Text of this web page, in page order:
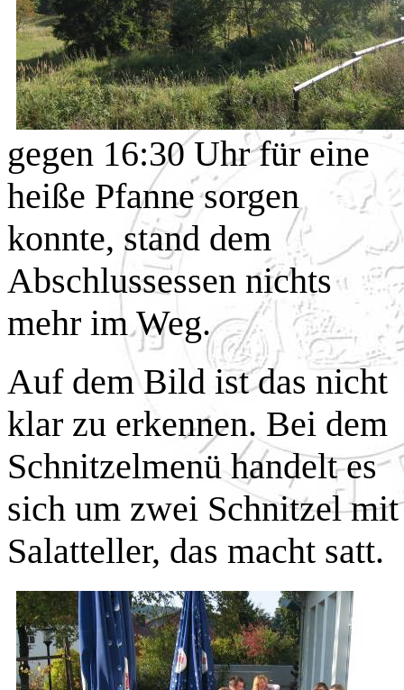
gegen 16:30 Uhr für eine
heiße Pfanne sorgen
konnte, stand dem
Abschlussessen nichts
mehr im Weg.
Auf dem Bild ist das nicht
klar zu erkennen. Bei dem
Schnitzelmenü handelt es
sich um zwei Schnitzel
Salatteller, das macht satt.